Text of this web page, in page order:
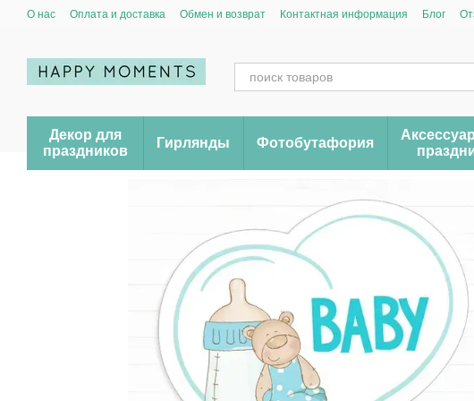
Перейти к основному контенту
О нас Оплата и доставка Обмен и возврат Контактная информация Блог
Декор для
праздников
Гирлянды Фотобутафория